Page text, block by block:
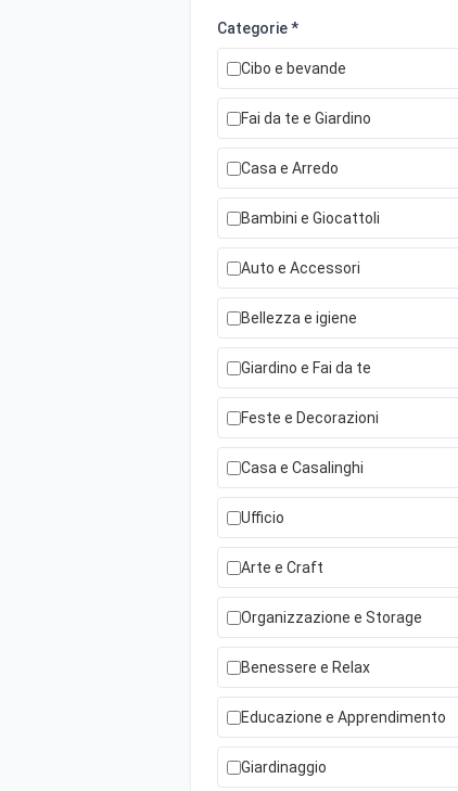
Categorie *
Cibo e bevande
Fai da te e Giardino
Casa e Arredo
Bambini e Giocattoli
Auto e Accessori
Bellezza e igiene
Giardino e Fai da te
Feste e Decorazioni
Casa e Casalinghi
Ufficio
Arte e Craft
Organizzazione e Storage
Benessere e Relax
Educazione e Apprendimento
Giardinaggio